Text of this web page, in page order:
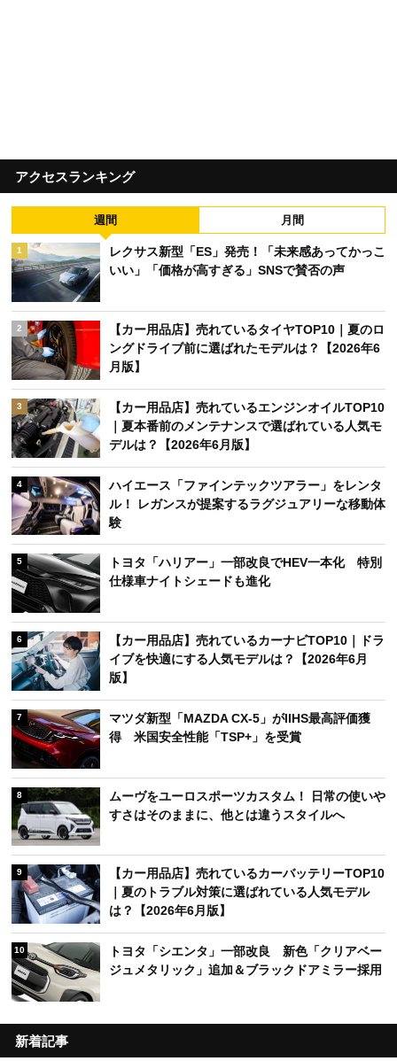
アクセスランキング
週間 月間
1
レクサス新型「ES」発売！「未来感あってかっこ
いい」「価格が高すぎる」SNSで賛否の声
2
【カー用品店】売れているタイヤTOP10｜夏のロ
ングドライブ前に選ばれたモデルは？【2026年6
月版】
3
【カー用品店】売れているエンジンオイルTOP10
｜夏本番前のメンテナンスで選ばれている人気モ
デルは？【2026年6月版】
4
ハイエース「ファインテックツアラー」をレンタ
ル！ レガンスが提案するラグジュアリーな移動体
験
5
トヨタ「ハリアー」一部改良でHEV一本化 特別
仕様車ナイトシェードも進化
6
【カー用品店】売れているカーナビTOP10｜ドラ
イブを快適にする人気モデルは？【2026年6月
版】
7
マツダ新型「MAZDA CX-5」がIIHS最高評価獲
得 米国安全性能「TSP+」を受賞
8
ムーヴをユーロスポーツカスタム！ 日常の使いや
すさはそのままに、他とは違うスタイルへ
9
【カー用品店】売れているカーバッテリーTOP10
｜夏のトラブル対策に選ばれている人気モデル
は？【2026年6月版】
10
トヨタ「シエンタ」一部改良 新色「クリアベー
ジュメタリック」追加＆ブラックドアミラー採用
新着記事